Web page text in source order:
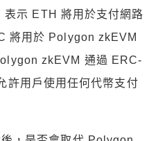
表示 ETH 將用於支付網路
將用於 Polygon zkEVM
zkEVM 通過 ERC-
許用戶使用任何代幣支付